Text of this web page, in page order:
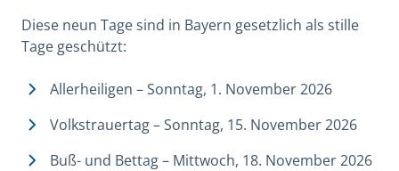
Diese neun Tage sind in Bayern gesetzlich als stille
Tage geschützt:
Allerheiligen – Sonntag, 1. November 2026
Volkstrauertag – Sonntag, 15. November 2026
Buß- und Bettag – Mittwoch, 18. November 2026